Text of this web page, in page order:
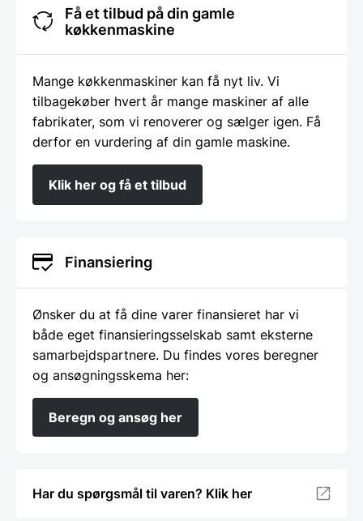
Få et tilbud på din gamle
køkkenmaskine
Mange køkkenmaskiner kan få nyt liv. Vi
tilbagekøber hvert år mange maskiner af alle
fabrikater, som vi renoverer og sælger igen. Få
derfor en vurdering af din gamle maskine.
Klik her og få et tilbud
Finansiering
Ønsker du at få dine varer finansieret har vi
både eget finansieringsselskab samt eksterne
samarbejdspartnere. Du findes vores beregner
og ansøgningsskema her:
Beregn og ansøg her
Har du spørgsmål til varen? Klik her